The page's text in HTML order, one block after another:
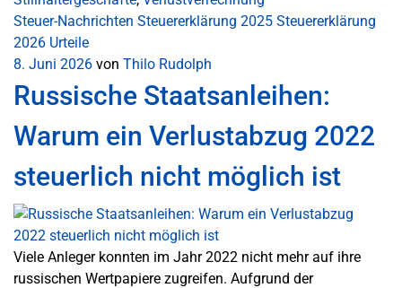
Steuer-Nachrichten Steuererklärung 2025 Steuererklärung
2026 Urteile
8. Juni 2026 von Thilo Rudolph
Russische Staatsanleihen:
Warum ein Verlustabzug 2022
steuerlich nicht möglich ist
Viele Anleger konnten im Jahr 2022 nicht mehr auf ihre
russischen Wertpapiere zugreifen. Aufgrund der